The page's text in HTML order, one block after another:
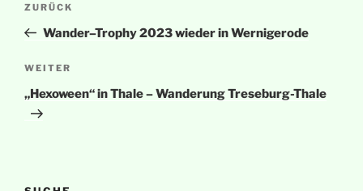
Vorheriger
Beitrag
ZURÜCK
Wander–Trophy 2023 wieder in Wernigerode
Nächster
Beitrag
WEITER
„Hexoween“ in Thale – Wanderung Treseburg-Thale